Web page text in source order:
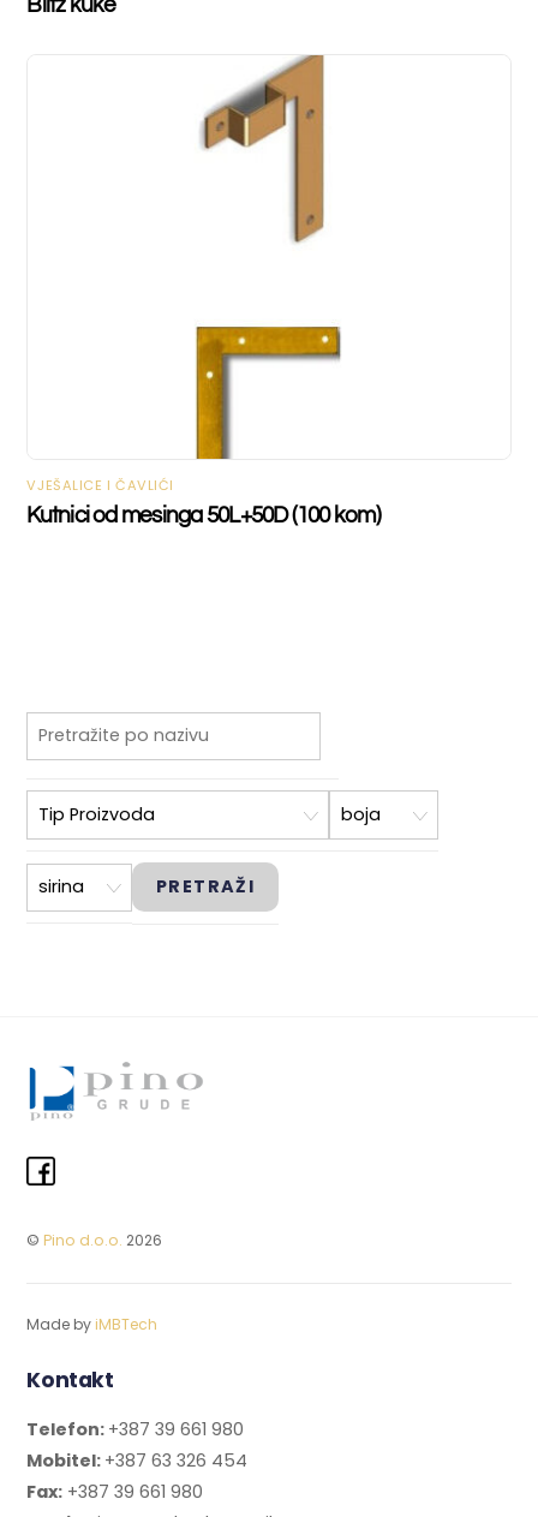
Blitz kuke
VJEŠALICE I ČAVLIĆI
Kutnici od mesinga 50L+50D (100 kom)
© Pino d.o.o. 2026
Made by iMBTech
Kontakt
Telefon: +387 39 661 980
Mobitel: +387 63 326 454
Fax: +387 39 661 980